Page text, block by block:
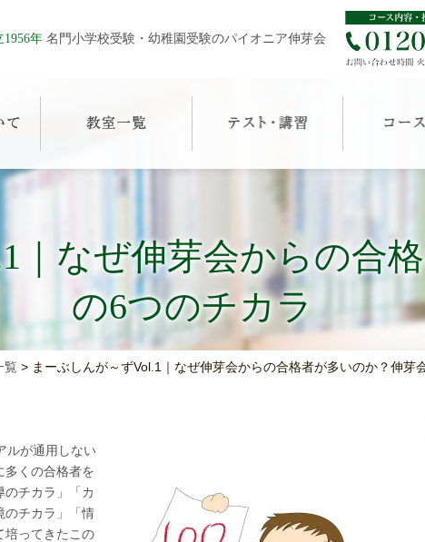
1956年 名門小学校受験・幼稚園受験のパイオニア伸芽会
｜なぜ伸芽会からの合
の6つのチカラ
覧 > まーぶしんが～ずVol.1｜なぜ伸芽会からの合格者が多いのか？伸芽
ルが通用しない
多くの合格者を
チカラ」「カ
のチカラ」「情
ってきたこの